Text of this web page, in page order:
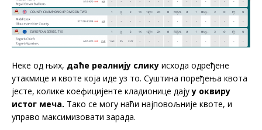
Неке од њих, даће реалнију слику исхода одређене
утакмице и квоте која иде уз то. Суштина поређења квота
јесте, колике коефицијенте кладионице дајуу оквиру
истог меча. Тако се могу наћи најповољније квоте, и
управо максимизовати зарада.